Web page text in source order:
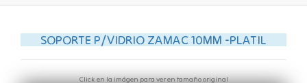
SOPORTE P/VIDRIO ZAMAC 10MM -PLATIL
Click en la imágen para ver en tamaño original